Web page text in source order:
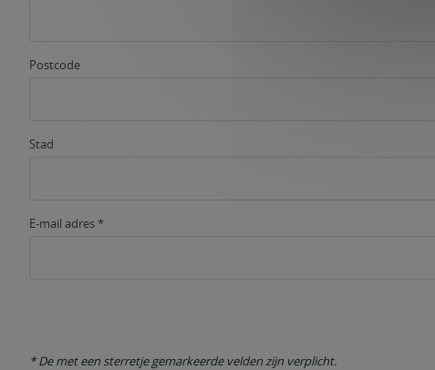
Postcode
Stad
E-mail adres *
* De met een sterretje gemarkeerde velden zijn verplicht.